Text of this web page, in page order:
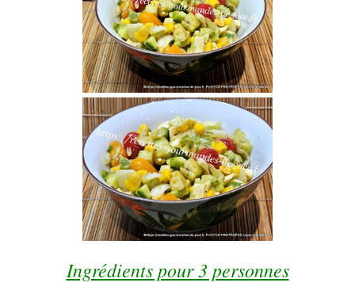
Ingrédients pour 3 personnes